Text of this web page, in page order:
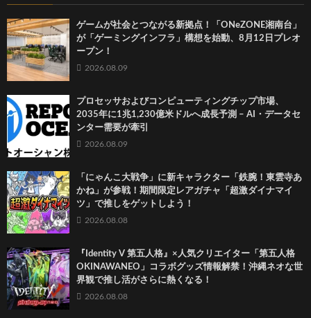
ゲームが社会とつながる新拠点！「ONeZONE湘南台」
が「ゲーミングインフラ」構想を始動、8月12日プレオ
ープン！
2026.08.09
プロセッサおよびコンピューティングチップ市場、
2035年に1兆1,230億米ドルへ成長予測 – AI・データセ
ンター需要が牽引
2026.08.09
「にゃんこ大戦争」に新キャラクター「鉄腕！東雲寺あ
かね」が参戦！期間限定レアガチャ「超激ダイナマイ
ツ」で推しをゲットしよう！
2026.08.08
『Identity V 第五人格』×人気クリエイター「第五人格
OKINAWANEO」コラボグッズ情報解禁！沖縄ネオな世
界観で推し活がさらに熱くなる！
2026.08.08